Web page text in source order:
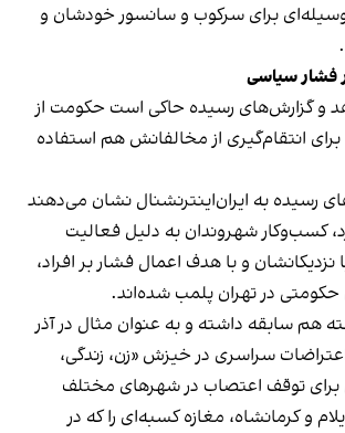
وسیله‌ای برای سرکوب و سانسور خودشان و
فشار سیاسی
و گزارش‌های رسیده حاکی است حکومت از
انتقام‌گیری از مخالفانش هم استفاده
رسیده به ایران‌اینترنشنال نشان می‌دهند
کسب‌وکار شهروندان به دلیل فعالیت
و با هدف اعمال فشار بر افراد،
حکومتی در تهران پلمب شده‌اند.
هم سابقه داشته و به عنوان مثال در آذر
با اعتراضات سراسری در خیزش «زن، زندگی،
برای توقف اعتصاب در شهرهای مختلف
و کرمانشاه، مغازه کسبه‌ای را که در